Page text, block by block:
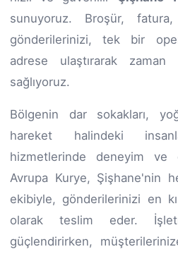
sunuyoruz. Broşür,
gönderilerinizi, tek bir
adrese ulaştırarak
sağlıyoruz.
Bölgenin dar sokakları,
hareket halindeki
hizmetlerinde deneyim ve
Avrupa Kurye, Şişhane'nin
ekibiyle, gönderilerinizi en
olarak teslim eder.
güçlendirirken,